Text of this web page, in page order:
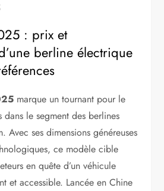
: prix et
berline électrique
marque un tournant pour le
dans le segment des berlines
Avec ses dimensions généreuses
ce modèle cible
en quête d’un véhicule
et accessible. Lancée en Chine